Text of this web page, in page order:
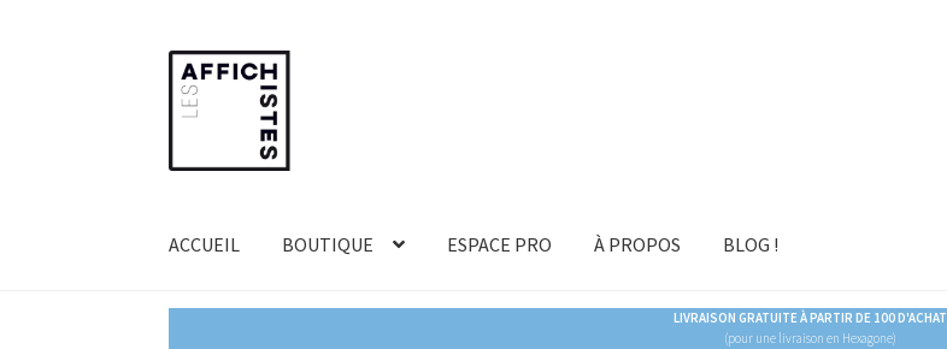
Aller
la
Aller
au
contenu
ACCUEIL BOUTIQUE ESPACE PRO À PROPOS BLOG !
LIVRAISON GRATUITE À PARTIR DE 100 D'ACHAT
(pour une livraison en Hexagone)